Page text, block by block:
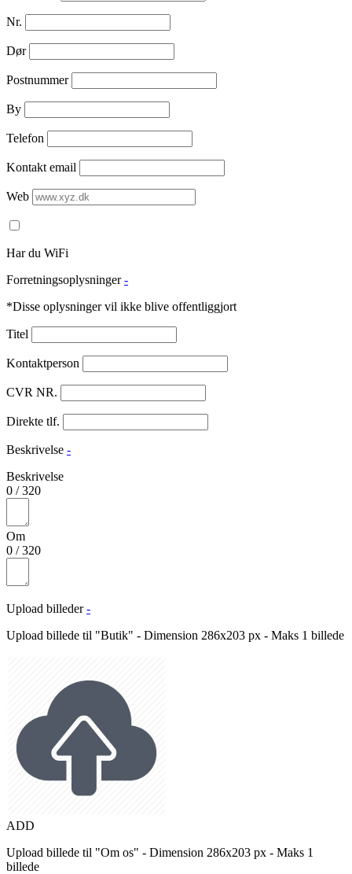
Nr.
Dør
Postnummer
By
Telefon
Kontakt email
Web
Har du WiFi
Forretningsoplysninger -
*Disse oplysninger vil ikke blive offentliggjort
Titel
Kontaktperson
CVR NR.
Direkte tlf.
Beskrivelse -
Beskrivelse
0 /320
Om
0 /320
Upload billeder -
Upload billede til "Butik" - Dimension 286x203 px - Maks 1 billede
ADD
Upload billede til "Om os" - Dimension 286x203 px - Maks 1
billede